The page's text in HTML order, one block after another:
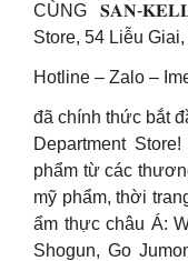
CÙNG 𝐒𝐀𝐍-
Store, 54 Liễu
Hotline – Zalo –
đã chính thức bắt
Department
phẩm từ các
mỹ phẩm, thời
ẩm thực châu Á:
Shogun, Go